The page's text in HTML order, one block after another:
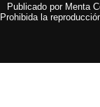
Publicado por Menta
Prohibida la